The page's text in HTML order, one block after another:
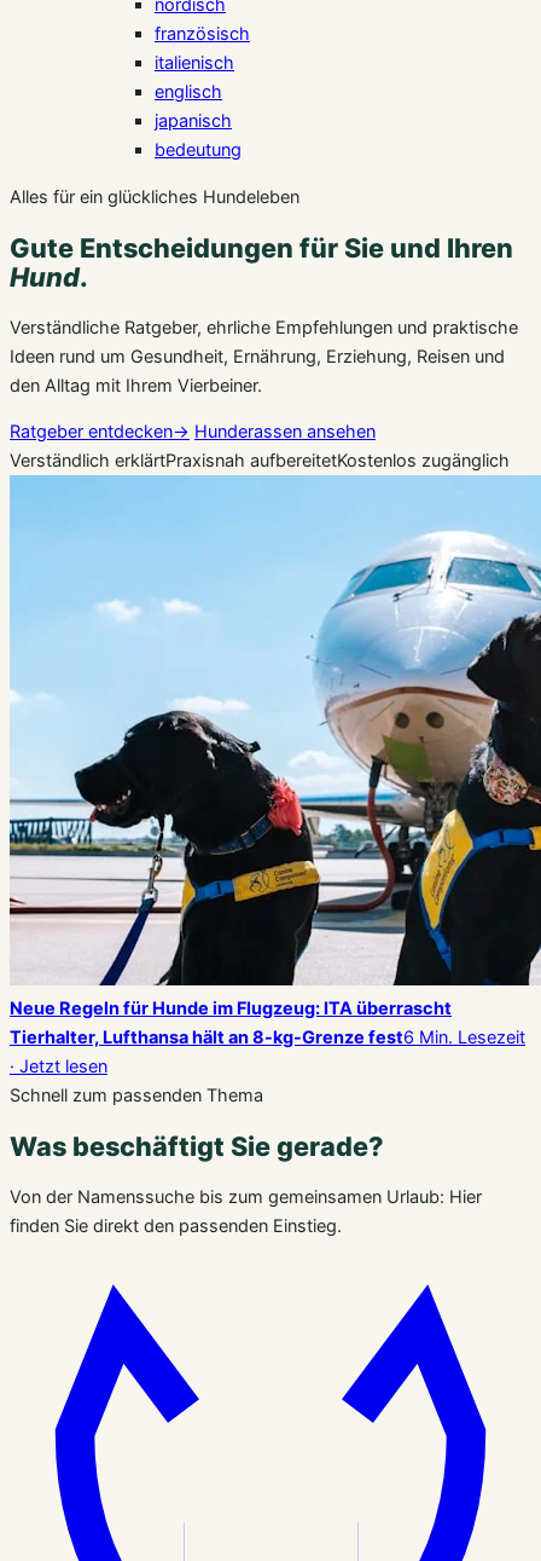
nordisch
französisch
italienisch
englisch
japanisch
bedeutung
Alles für ein glückliches Hundeleben
Gute Entscheidungen für Sie und Ihren
Hund.
Verständliche Ratgeber, ehrliche Empfehlungen und praktische
Ideen rund um Gesundheit, Ernährung, Erziehung, Reisen und
den Alltag mit Ihrem Vierbeiner.
Ratgeber entdecken→ Hunderassen ansehen
Verständlich erklärtPraxisnah aufbereitetKostenlos zugänglich
Neue Regeln für Hunde im Flugzeug: ITA überrascht
Tierhalter, Lufthansa hält an 8-kg-Grenze fest6 Min. Lesezeit
· Jetzt lesen
Schnell zum passenden Thema
Was beschäftigt Sie gerade?
Von der Namenssuche bis zum gemeinsamen Urlaub: Hier
finden Sie direkt den passenden Einstieg.